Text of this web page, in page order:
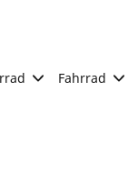
Fahrrad